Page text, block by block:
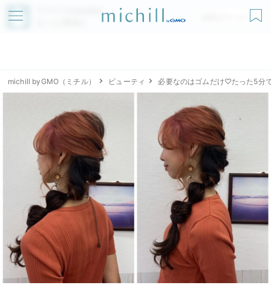
アプリでmichillが
無料ダウンロード
michill byGMO（ミチル） ビューティ 必要なのはゴムだけ♡たった5分